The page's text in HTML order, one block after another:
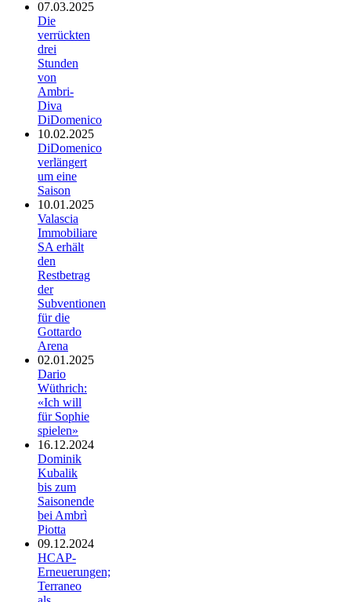
07.03.2025
Die
verrückten
drei
Stunden
von
Ambri-
Diva
DiDomenico
10.02.2025
DiDomenico
verlängert
um eine
Saison
10.01.2025
Valascia
Immobiliare
SA erhält
den
Restbetrag
der
Subventionen
für die
Gottardo
Arena
02.01.2025
Dario
Wüthrich:
«Ich will
für Sophie
spielen»
16.12.2024
Dominik
Kubalik
bis zum
Saisonende
bei Ambrì
Piotta
09.12.2024
HCAP-
Erneuerungen;
Terraneo